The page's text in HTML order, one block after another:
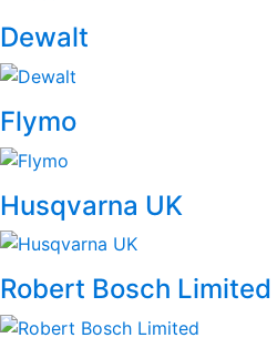
Dewalt
Flymo
Husqvarna UK
Robert Bosch Limited